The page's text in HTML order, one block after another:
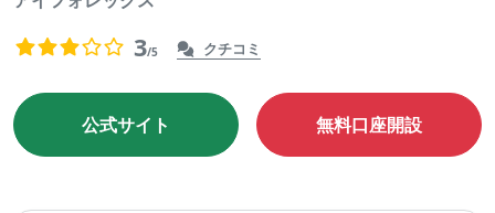
まだ評価がありません。
3/5 クチコミ
公式サイト 無料口座開設